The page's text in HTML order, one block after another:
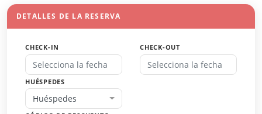
DETALLES DE LA RESERVA
CHECK-IN CHECK-OUT
HUÉSPEDES
Huéspedes